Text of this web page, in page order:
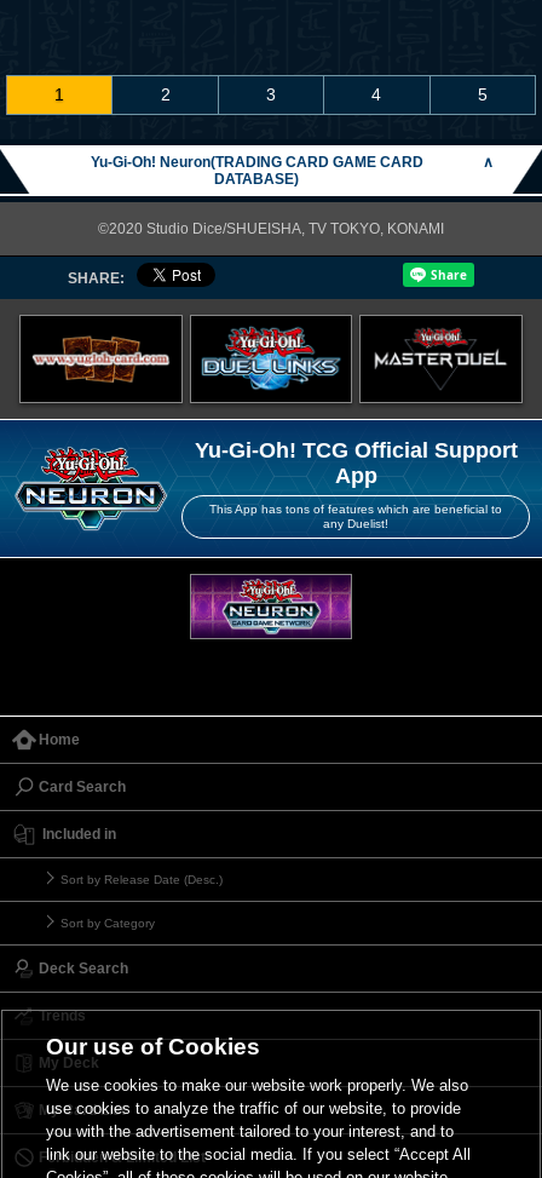
1 2 3 4 5
Yu-Gi-Oh! Neuron(TRADING CARD GAME CARD
DATABASE)
∧
©2020 Studio Dice/SHUEISHA, TV TOKYO, KONAMI
SHARE:
Yu-Gi-Oh! TCG Official Support
App
This App has tons of features which are beneficial to
any Duelist!
Home
Card Search
Included in
Sort by Release Date (Desc.)
Sort by Category
Deck Search
Trends
My Deck
My Card List
Forbidden & Limited List
Our use of Cookies
We use cookies to make our website work properly. We also
use cookies to analyze the traffic of our website, to provide
you with the advertisement tailored to your interest, and to
link our website to the social media. If you select “Accept All